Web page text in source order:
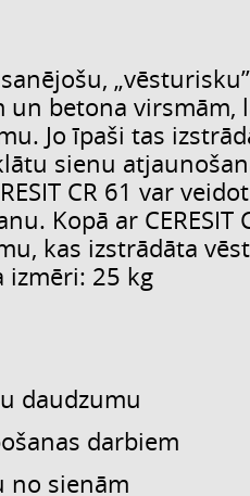
betona virsmām,
Jo īpaši tas
sienu
CR 61 var
Kopā ar CERESIT
kas izstrādāta
izmēri: 25 kg
daudzumu
darbiem
no sienām